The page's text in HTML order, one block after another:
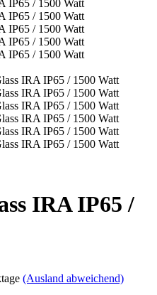
IRA IP65 /
(Ausland abweichend)